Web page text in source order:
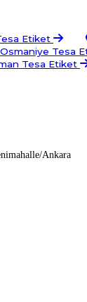
Etiket
Tesa
Tesa Etiket
Ankara